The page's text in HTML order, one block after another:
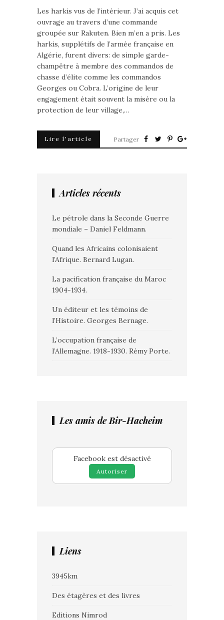
Les harkis vus de l’intérieur. J’ai acquis cet
ouvrage au travers d’une commande
groupée sur Rakuten. Bien m’en a pris. Les
harkis, supplétifs de l’armée française en
Algérie, furent divers: de simple garde-
champêtre à membre des commandos de
chasse d’élite comme les commandos
Georges ou Cobra. L’origine de leur
engagement était souvent la misère ou la
protection de leur village,…
Lire l'article Partager
Articles récents
Le pétrole dans la Seconde Guerre
mondiale – Daniel Feldmann.
Quand les Africains colonisaient
l’Afrique. Bernard Lugan.
La pacification française du Maroc
1904-1934.
Un éditeur et les témoins de
l’Histoire. Georges Bernage.
L’occupation française de
l’Allemagne. 1918-1930. Rémy Porte.
Les amis de Bir-Hacheim
Facebook est désactivé
Autoriser
Liens
3945km
Des étagères et des livres
Editions Nimrod